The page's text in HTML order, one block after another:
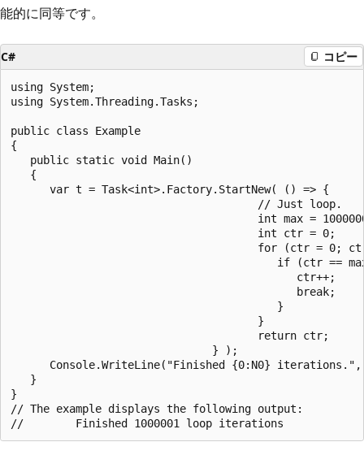
能的に同等です。
C# コピー
using System;
using System.Threading.Tasks;
public class Example
{
   public static void Main()
   {
      var t = Task<int>.Factory.StartNew( () => {
                                      // Just loop.
int max =
                                      int ctr = 0;
for (ctr = 0;
if (ctr ==
                                            ctr++;
                                            break;
                                         }
                                      }
                                      return ctr;
                               } );
Console.WriteLine("Finished {0:N0}
   }
}
// The example displays the following output: